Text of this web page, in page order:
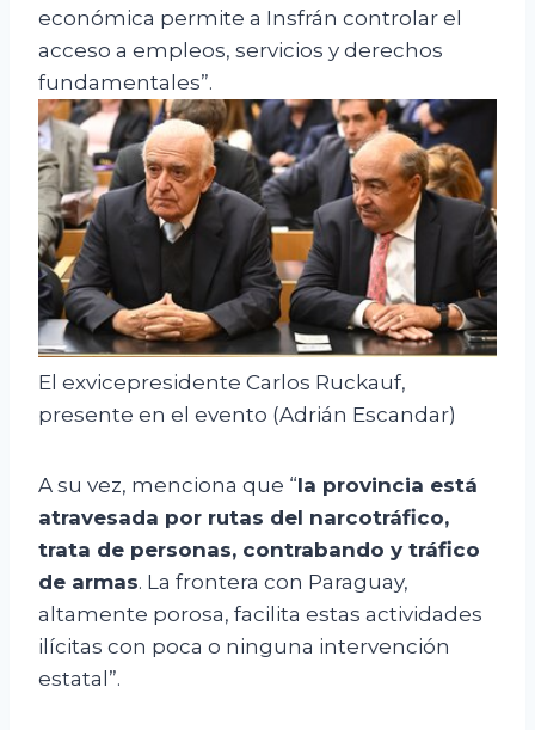
económica permite a Insfrán controlar el
acceso a empleos, servicios y derechos
fundamentales”.
El exvicepresidente Carlos Ruckauf,
presente en el evento (Adrián Escandar)
A su vez, menciona que “la provincia está
atravesada por rutas del narcotráfico,
trata de personas, contrabando y tráfico
de armas. La frontera con Paraguay,
altamente porosa, facilita estas actividades
ilícitas con poca o ninguna intervención
estatal”.